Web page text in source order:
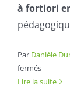
à fortiori
Par Danièle
ferméssur
LES
Lire la suite